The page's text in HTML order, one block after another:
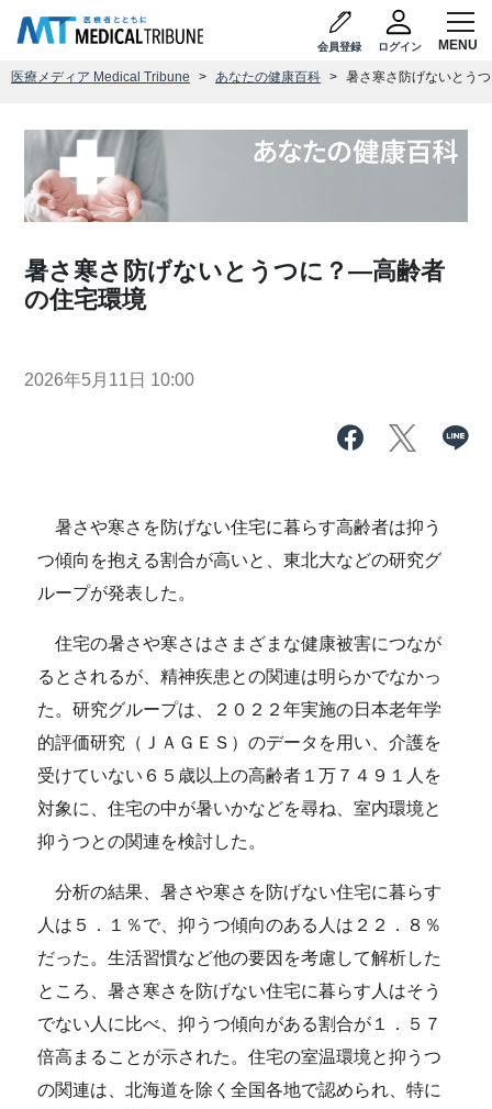
会員登録 ログイン
医療メディア Medical Tribune あなたの健康百科 暑さ寒さ防げないとう
暑さ寒さ防げないとうつに？―高齢者
の住宅環境
2026年5月11日 10:00
暑さや寒さを防げない住宅に暮らす高齢者は抑う
つ傾向を抱える割合が高いと、東北大などの研究グ
ループが発表した。
住宅の暑さや寒さはさまざまな健康被害につなが
るとされるが、精神疾患との関連は明らかでなかっ
た。研究グループは、２０２２年実施の日本老年学
的評価研究（ＪＡＧＥＳ）のデータを用い、介護を
受けていない６５歳以上の高齢者１万７４９１人を
対象に、住宅の中が暑いかなどを尋ね、室内環境と
抑うつとの関連を検討した。
分析の結果、暑さや寒さを防げない住宅に暮らす
人は５．１％で、抑うつ傾向のある人は２２．８％
だった。生活習慣など他の要因を考慮して解析した
ところ、暑さ寒さを防げない住宅に暮らす人はそう
でない人に比べ、抑うつ傾向がある割合が１．５７
倍高まることが示された。住宅の室温環境と抑うつ
の関連は、北海道を除く全国各地で認められ、特に